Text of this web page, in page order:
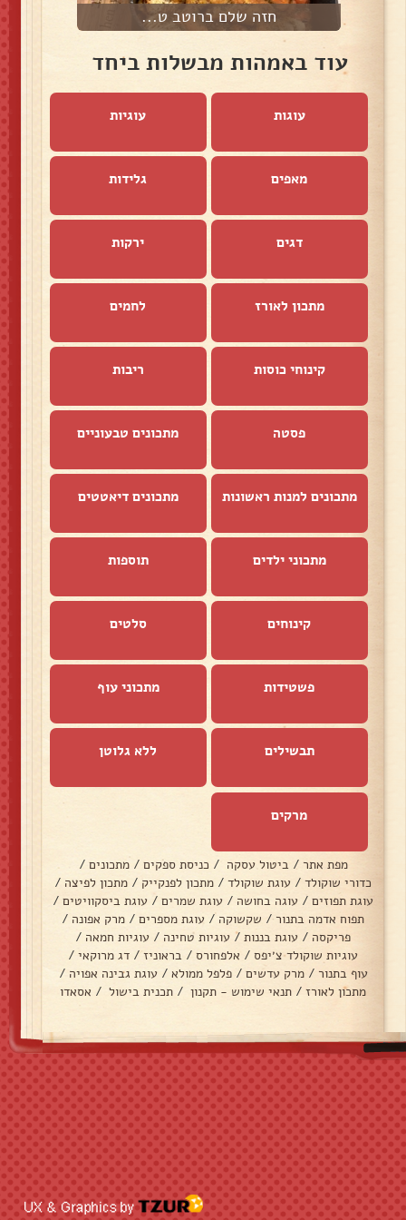
חזה שלם ברוטב ט...
עוד באמהות מבשלות ביחד
עוגות עוגיות
מאפים גלידות
דגים ירקות
מתכון לאורז לחמים
קינוחי כוסות ריבות
פסטה מתכונים טבעוניים
מתכונים למנות ראשונות מתכונים דיאטטים
מתכוני ילדים תוספות
קינוחים סלטים
פשטידות מתכוני עוף
תבשילים ללא גלוטן
מרקים
מפת אתר / ביטול עסקה / כניסת ספקים / מתכונים /
כדורי שוקולד / עוגת שוקולד / מתכון לפנקייק / מתכון לפיצה /
עוגת תפוזים / עוגה בחושה / עוגת שמרים / עוגת ביסקוויטים /
תפוח אדמה בתנור/ שקשוקה / עוגת מספרים / מרק אפונה /
פריקסה / עוגת בננות / עוגיות טחינה / עוגיות חמאה /
עוגיות שוקולד צ׳יפס / אלפחורס / בראוניז / דג מרוקאי /
עוף בתנור / מרק עדשים / פלפל ממולא / עוגת גבינה אפויה /
מתכון לאורז / תנאי שימוש - תקנון / תכנית בישול / אסאדו